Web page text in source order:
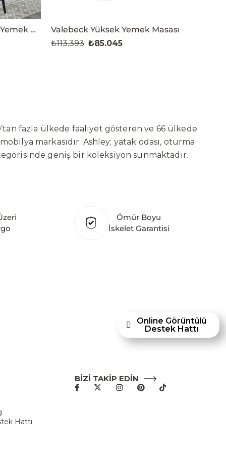
Valebeck Yuvarlak Yüksek Yemek Masası Takımı
Valebeck Yüksek Yemek Masası
₺85.045
₺113.393
fazla ülkede faaliyet gösteren ve 66 ülkede
markasıdır. Ashley; yatak odası, oturma
geniş bir koleksiyon sunmaktadır.
değil, aynı zamanda gelecekte
yatırımları kapsamında, Kayseri Serbest
hedefi; Türkiye merkezli bir üretim üssü
ülkede üretim tesisine sahip olan markanın
Furniture Homestore; Türkiye’de üretilecek
Furniture Homestore, 80 yılı aşkın
Türkiye’de faaliyet göstermektedir."
Ömür Boyu
İskelet Garantisi
Hattı
BİZİ TAKİP EDİN
Online Görüntülü
Destek Hattı